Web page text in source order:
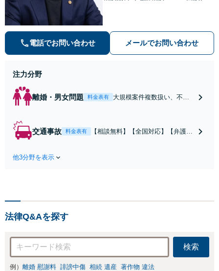
電話でお問い合わせ メールでお問い合わせ
注力分野
離婚・男女問題 料金表有
大規模案件複数扱い、不貞
富
交通事故 料金表有
【相談無料】【全国対応】【弁護士
他3分野を表示
法律Q&Aを探す
検索
例） 離婚 慰謝料 誹謗中傷 相続 遺産 著作物 違法